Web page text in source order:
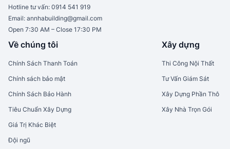
Hotline tư vấn: 0914 541 919
Email: annhabuilding@gmail.com
Open 7:30 AM – Close 17:30 PM
Về chúng tôi
Chính Sách Thanh Toán
Chính sách bảo mật
Chính Sách Bảo Hành
Tiêu Chuẩn Xây Dựng
Giá Trị Khác Biệt
Đội ngũ
Xây dựng
Thi Công Nội Thất
Tư Vấn Giám Sát
Xây Dựng Phần Thô
Xây Nhà Trọn Gói